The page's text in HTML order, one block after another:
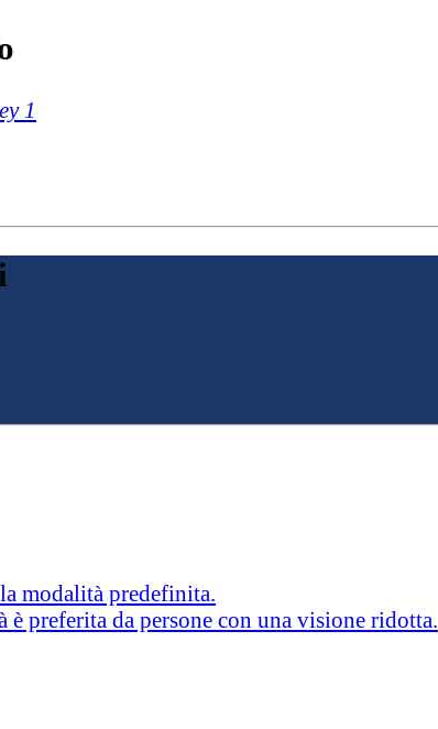
1
la modalità predefinita.
è preferita da persone con una visione ridotta.